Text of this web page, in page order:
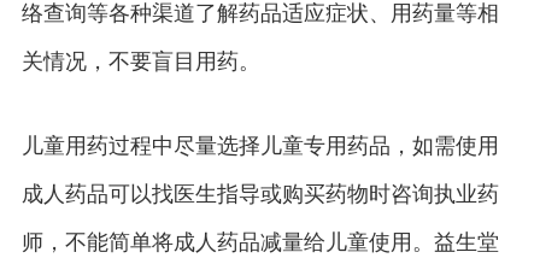
络查询等各种渠道了解药品适应症状、用药量等相
关情况，不要盲目用药。
儿童用药过程中尽量选择儿童专用药品，如需使用
成人药品可以找医生指导或购买药物时咨询执业药
师，不能简单将成人药品减量给儿童使用。益生堂